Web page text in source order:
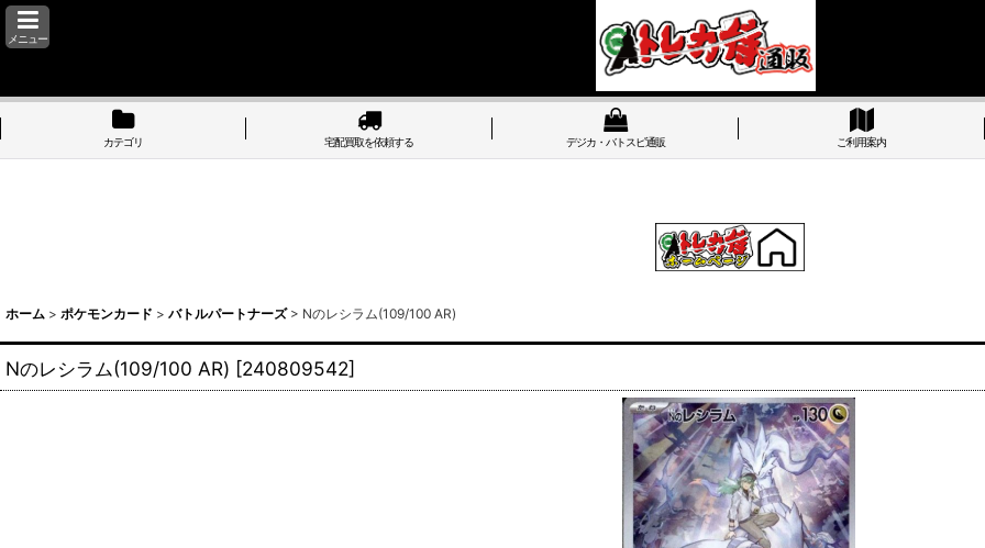
メニュー
カテゴリ 宅配買取を依頼する デジカ・バトスピ通販 ご利用案内
ホーム > ポケモンカード > バトルパートナーズ > Nのレシラム(109/100 AR)
Nのレシラム(109/100 AR) [240809542]